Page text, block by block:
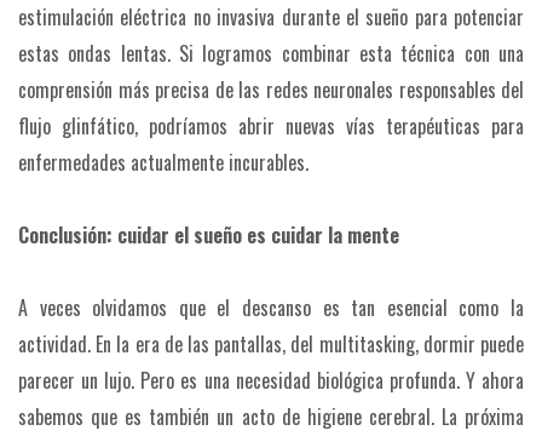
estimulación eléctrica no invasiva durante el sueño para potenciar
estas ondas lentas. Si logramos combinar esta técnica con una
comprensión más precisa de las redes neuronales responsables del
flujo glinfático, podríamos abrir nuevas vías terapéuticas para
enfermedades actualmente incurables.
Conclusión: cuidar el sueño es cuidar la mente
A veces olvidamos que el descanso es tan esencial como la
actividad. En la era de las pantallas, del multitasking, dormir puede
parecer un lujo. Pero es una necesidad biológica profunda. Y ahora
sabemos que es también un acto de higiene cerebral. La próxima